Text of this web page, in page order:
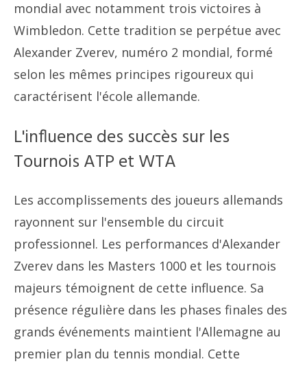
mondial avec notamment trois victoires à
Wimbledon. Cette tradition se perpétue avec
Alexander Zverev, numéro 2 mondial, formé
selon les mêmes principes rigoureux qui
caractérisent l'école allemande.
L'influence des succès sur les
Tournois ATP et WTA
Les accomplissements des joueurs allemands
rayonnent sur l'ensemble du circuit
professionnel. Les performances d'Alexander
Zverev dans les Masters 1000 et les tournois
majeurs témoignent de cette influence. Sa
présence régulière dans les phases finales des
grands événements maintient l'Allemagne au
premier plan du tennis mondial. Cette